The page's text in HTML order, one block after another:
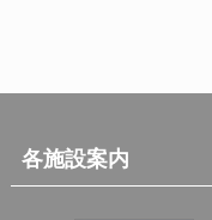
各施設案内